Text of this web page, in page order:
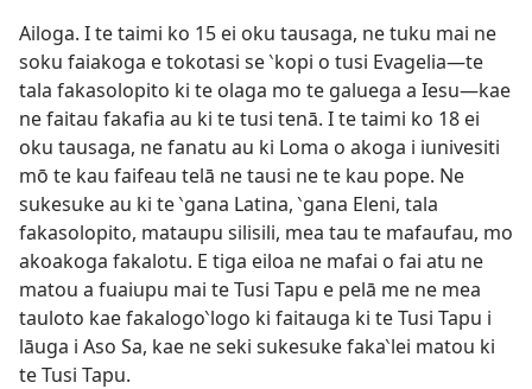
Ailoga. I te taimi ko 15 ei oku tausaga, ne tuku mai ne
soku faiakoga e tokotasi se ‵kopi o tusi Evagelia—te
tala fakasolopito ki te olaga mo te galuega a Iesu—kae
ne faitau fakafia au ki te tusi tenā. I te taimi ko 18 ei
oku tausaga, ne fanatu au ki Loma o akoga i iunivesiti
mō te kau faifeau telā ne tausi ne te kau pope. Ne
sukesuke au ki te ‵gana Latina, ‵gana Eleni, tala
fakasolopito, mataupu silisili, mea tau te mafaufau, mo
akoakoga fakalotu. E tiga eiloa ne mafai o fai atu ne
matou a fuaiupu mai te Tusi Tapu e pelā me ne mea
tauloto kae fakalogo‵logo ki faitauga ki te Tusi Tapu i
lāuga i Aso Sa, kae ne seki sukesuke faka‵lei matou ki
te Tusi Tapu.